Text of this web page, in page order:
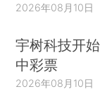
2026年08月10日
宇树科技开
中彩票
2026年08月10日